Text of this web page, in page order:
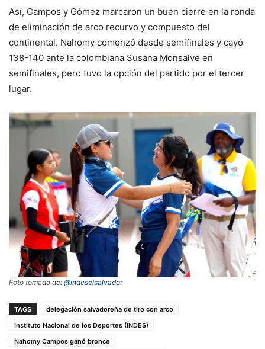
Así, Campos y Gómez marcaron un buen cierre en la ronda
de eliminación de arco recurvo y compuesto del
continental. Nahomy comenzó desde semifinales y cayó
138-140 ante la colombiana Susana Monsalve en
semifinales, pero tuvo la opción del partido por el tercer
lugar.
Foto tomada de: @indeselsalvador
TAGS
delegación salvadoreña de tiro con arco
Instituto Nacional de los Deportes (INDES)
Nahomy Campos ganó bronce